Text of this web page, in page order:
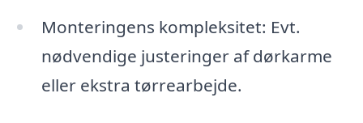
Monteringens kompleksitet: Evt.
nødvendige justeringer af dørkarme
eller ekstra tørrearbejde.